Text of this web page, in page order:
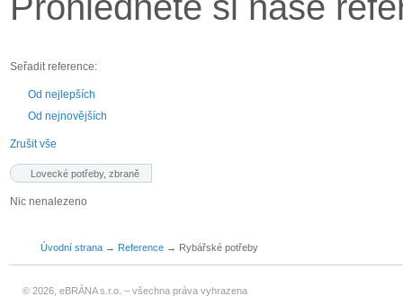
Seřadit reference:
Od nejlepších
Od nejnovějších
Zrušit vše
Lovecké potřeby, zbraně
Nic nenalezeno
Úvodní strana → Reference → Rybářské potřeby
© 2026, eBRÁNA s.r.o. – všechna práva vyhrazena